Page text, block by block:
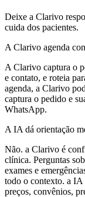
Deixe a Clarivo
cuida dos pacientes.
A Clarivo agenda
A Clarivo captura o
e contato, e roteia
agenda, a Clarivo
captura o pedido e
WhatsApp.
A IA dá orientação
Não. a Clarivo é
clínica. Perguntas
exames e
todo o contexto. a
preços, convênios,